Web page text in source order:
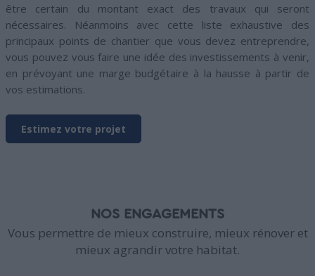
être certain du montant exact des travaux qui seront
nécessaires. Néanmoins avec cette liste exhaustive des
principaux points de chantier que vous devez entreprendre,
vous pouvez vous faire une idée des investissements à venir,
en prévoyant une marge budgétaire à la hausse à partir de
vos estimations.
Estimez votre projet
NOS ENGAGEMENTS
Vous permettre de mieux construire, mieux rénover et
mieux agrandir votre habitat.